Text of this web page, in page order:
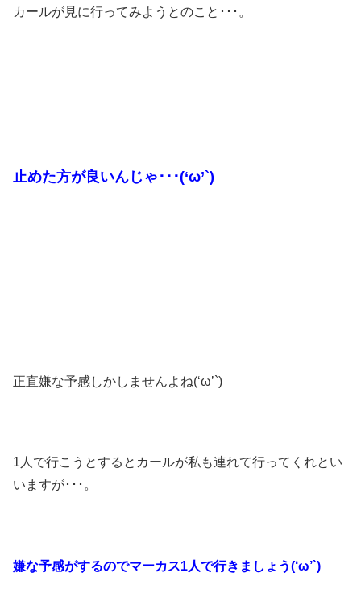
カールが見に行ってみようとのこと･･･。
止めた方が良いんじゃ･･･(‘ω’`)
正直嫌な予感しかしませんよね(‘ω’`)
1人で行こうとするとカールが私も連れて行ってくれとい
いますが･･･。
嫌な予感がするのでマーカス1人で行きましょう(‘ω’`)